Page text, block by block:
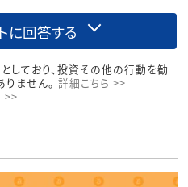
に回答する
しており、投資その他の行動を勧
ません。 詳細こちら >>
>>